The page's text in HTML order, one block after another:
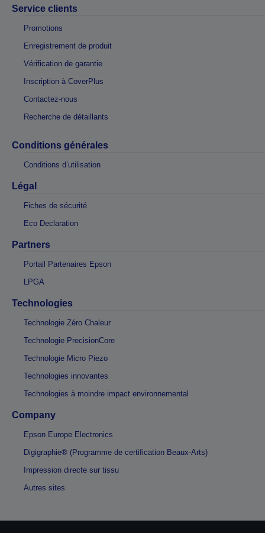
Service clients
Promotions
Enregistrement de produit
Vérification de garantie
Inscription à CoverPlus
Contactez-nous
Recherche de détaillants
Conditions générales
Conditions d’utilisation
Légal
Fiches de sécurité
Eco Declaration
Partners
Portail Partenaires Epson
LPGA
Technologies
Technologie Zéro Chaleur
Technologie PrecisionCore
Technologie Micro Piezo
Technologies innovantes
Technologies à moindre impact environnemental
Company
Epson Europe Electronics
Digigraphie® (Programme de certification Beaux-Arts)
Impression directe sur tissu
Autres sites